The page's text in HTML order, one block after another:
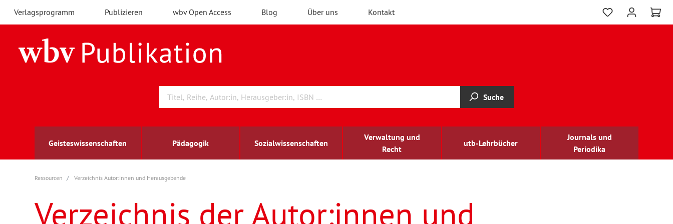
Verlagsprogramm Publizieren wbv Open Access Blog Über uns Kontakt
Suche
Geisteswissenschaften Pädagogik Sozialwissenschaften
Verwaltung und
Recht
utb-Lehrbücher
Journals und
Periodika
Archäologie
Berufs- und Wirtschaftspädagogik
Arbeitsmarktforschung
Außenwirtschaft
berufsbildung
Ressourcen Verzeichnis Autor:innen und Herausgebende
Verzeichnis der Autor:innen und